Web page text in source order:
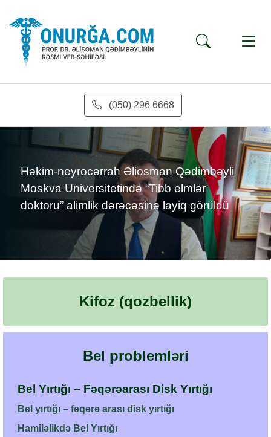
(050) 296 6668
Həkim-neyrocərrah Əliosman Qədimbəyli
Moskva Universitetində “Tibb elmlər
doktoru” alimlik dərəcəsinə layiq görüldü
Kifoz (qozbellik)
Bel problemləri
Bel Yırtığı – Fəqərəarası Disk Yırtığı
Bel yırtığı – fəqərə arası disk yırtığı
Hamiləlikdə Bel Yırtığı